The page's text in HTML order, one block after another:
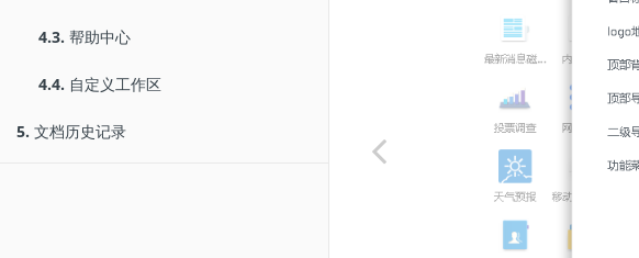
4.3. 帮助中心
4.4. 自定义工作区
5. 文档历史记录